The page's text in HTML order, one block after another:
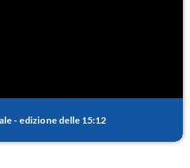
- edizione delle 15:12